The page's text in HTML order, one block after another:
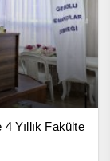
Yıllık Fakülte